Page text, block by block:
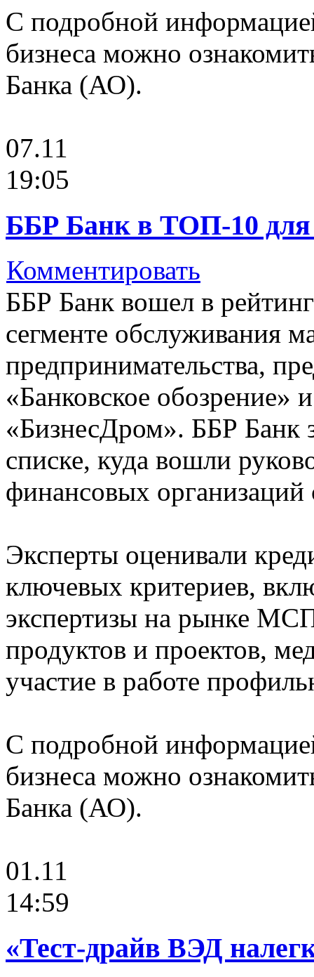
С подробной
бизнеса можно
Банка (АО).
07.11
19:05
ББР Банк в ТОП-10 для
Комментировать
ББР Банк вошел в
сегменте обслуживания
предпринимательства,
«Банковское обозрение»
«БизнесДром». ББР Банк
списке, куда вошли
финансовых
Эксперты оценивали
ключевых критериев,
экспертизы на рынке
продуктов и проектов,
участие в работе
С подробной
бизнеса можно
Банка (АО).
01.11
14:59
«Тест-драйв ВЭД